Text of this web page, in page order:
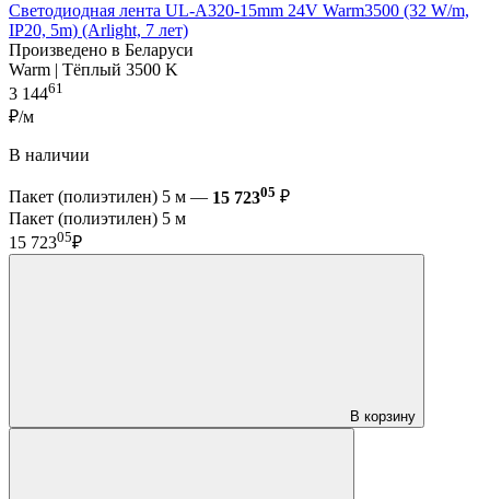
Светодиодная лента UL-A320-15mm 24V Warm3500 (32 W/m,
IP20, 5m) (Arlight, 7 лет)
Произведено в Беларуси
Warm | Тёплый 3500 K
3 14461
₽/м
В наличии
Пакет (полиэтилен) 5 м — 15 72305 ₽
Пакет (полиэтилен) 5 м
15 72305₽
В корзину